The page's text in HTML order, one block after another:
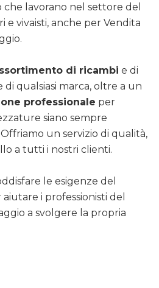
lavorano nel settore del
e vivaisti, anche per Vendita
di ricambi e di
qualsiasi marca, oltre a un
professionale per
siano sempre
un servizio di qualità,
a tutti i nostri clienti.
le esigenze del
i professionisti del
a svolgere la propria